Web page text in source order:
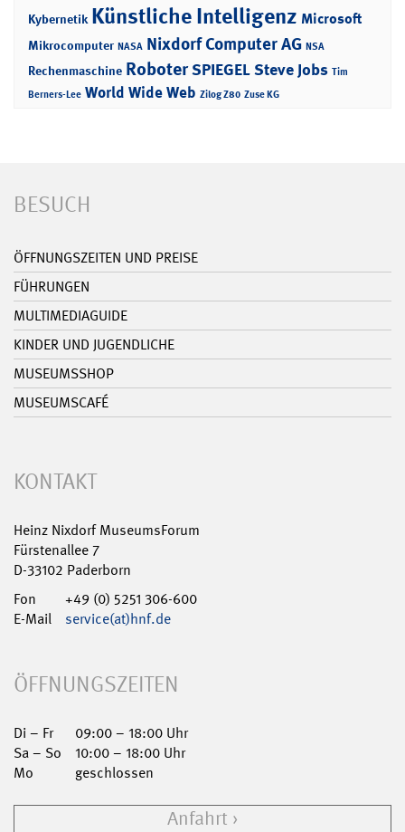
Kybernetik Künstliche Intelligenz Microsoft
Mikrocomputer NASA Nixdorf Computer AG NSA
Rechenmaschine RoboterSPIEGELSteve Jobs Tim
Berners-Lee World Wide Web Zilog Z80 Zuse KG
BESUCH
ÖFFNUNGSZEITEN UND PREISE
FÜHRUNGEN
MULTIMEDIAGUIDE
KINDER UND JUGENDLICHE
MUSEUMSSHOP
MUSEUMSCAFÉ
KONTAKT
Heinz Nixdorf MuseumsForum
Fürstenallee 7
D-33102 Paderborn
Fon
+49 (0) 5251 306-600
E-Mail
service(at)hnf.de
ÖFFNUNGSZEITEN
Di – Fr
09:00 – 18:00 Uhr
Sa – So
10:00 – 18:00 Uhr
Mo
geschlossen
Anfahrt